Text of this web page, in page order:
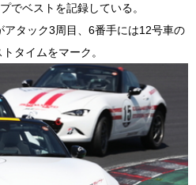
でベストを記録している。
タック3周目、6番手には12号車の
タイムをマーク。